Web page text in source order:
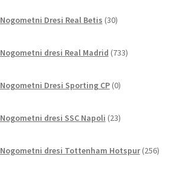
Nogometni Dresi Real Betis 30izdelkov
Nogometni dresi Real Madrid 733izdelkov
Nogometni Dresi Sporting CP 0izdelkov
Nogometni dresi SSC Napoli 23izdelkov
Nogometni dresi Tottenham Hotspur 256